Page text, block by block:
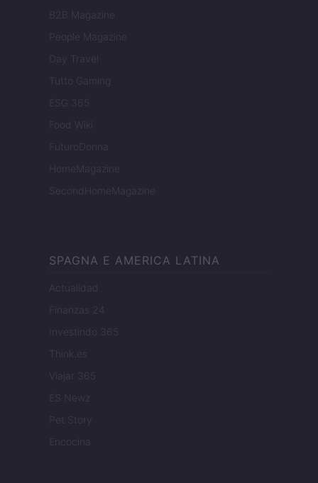
B2B Magazine
People Magazine
Day Travel
Tutto Gaming
ESG 365
Food Wiki
FuturoDonna
HomeMagazine
SecondHomeMagazine
SPAGNA E AMERICA LATINA
Actualidad
Finanzas 24
Investindo 365
Think.es
Viajar 365
ES Newz
Pet Story
Encocina